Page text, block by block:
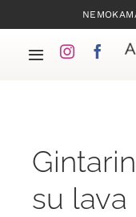
to
contentToggle
su lava